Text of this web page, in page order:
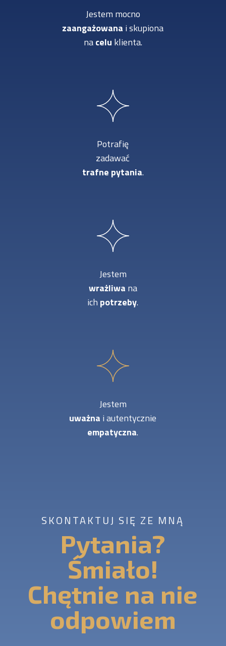
Jestem mocno
zaangażowana i skupiona
nacelu klienta.
Potrafię
zadawać
trafne pytania.
Jestem
wrażliwa na
ich potrzeby.
Jestem
uważna i autentycznie
empatyczna.
SKONTAKTUJ SIĘ ZE MNĄ
Pytania?
Śmiało!
Chętnie na nie
odpowiem